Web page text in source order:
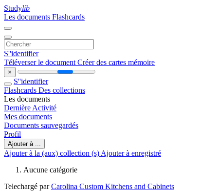
Studylib
Les documents Flashcards
S''identifier
Téléverser le document Créer des cartes mémoire
×
S''identifier
Flashcards Des collections
Les documents
Dernière Activité
Mes documents
Documents sauvegardés
Profil
Ajouter à ...
Ajouter à la (aux) collection (s) Ajouter à enregistré
Aucune catégorie
Telechargé parCarolina Custom Kitchens and Cabinets